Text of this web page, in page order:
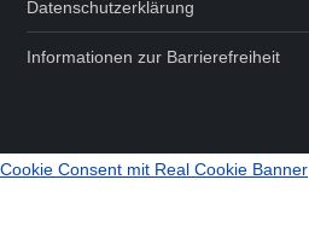
Datenschutzerklärung
Informationen zur Barrierefreiheit
Cookie Consent mit Real Cookie Banner